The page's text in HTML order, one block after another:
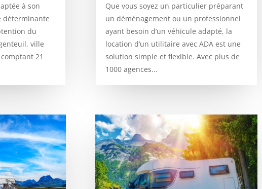
à son
déterminante
du
ville
21
Que vous soyez un particulier préparant
un déménagement ou un professionnel
ayant besoin d’un véhicule adapté, la
location d’un utilitaire avec ADA est une
solution simple et flexible. Avec plus de
1000 agences...